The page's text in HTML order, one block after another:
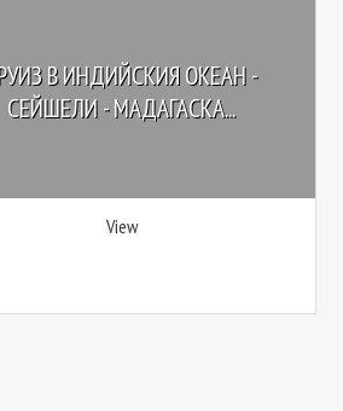
В ИНДИЙСКИЯ ОКЕАН -
СЕЙШЕЛИ - МАДАГАСКА...
View